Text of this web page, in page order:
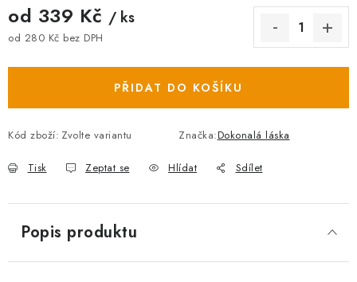
od 339 Kč / ks
od 280 Kč bez DPH
PŘIDAT DO KOŠÍKU
Kód zboží: Zvolte variantu Značka:Dokonalá láska
Tisk Zeptat se Hlídat Sdílet
Popis produktu